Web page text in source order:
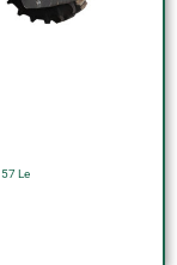
57 Le